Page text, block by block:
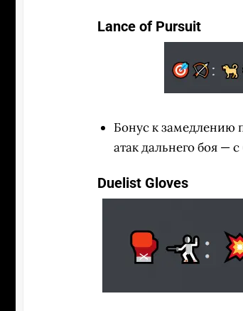
Lance of Pursuit
Бонус к замедлению
атак дальнего боя —
Duelist Gloves